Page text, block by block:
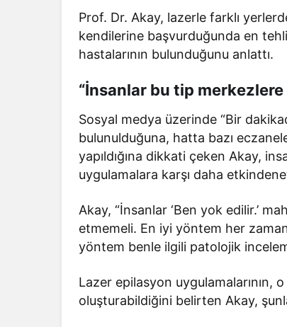
Prof. Dr. Akay, lazerle farklı
kendilerine başvurduğunda en
hastalarının bulunduğunu anlattı.
“İnsanlar bu tip
Sosyal medya üzerinde “Bir
bulunulduğuna, hatta bazı
yapıldığına dikkati çeken Akay,
uygulamalara karşı daha
Akay, “İnsanlar ‘Ben yok edilir.’
etmemeli. En iyi yöntem her
yöntem benle ilgili patolojik
Lazer epilasyon uygulamalarının,
oluşturabildiğini belirten Akay,